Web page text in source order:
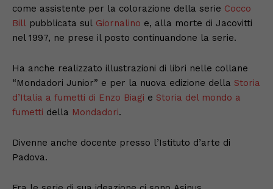
come assistente per la colorazione della serie Cocco
Bill pubblicata sul Giornalino e, alla morte di Jacovitti
nel 1997, ne prese il posto continuandone la serie.
Ha anche realizzato illustrazioni di libri nelle collane
“Mondadori Junior” e per la nuova edizione della Storia
d’Italia a fumetti di Enzo Biagi e Storia del mondo a
fumetti della Mondadori.
Divenne anche docente presso l’Istituto d’arte di
Padova.